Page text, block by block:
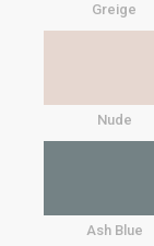
Greige
Nude
Ash Blue